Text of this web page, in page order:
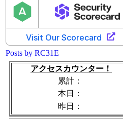
Posts by RC31E
アクセスカウンター！
累計：
本日：
昨日：